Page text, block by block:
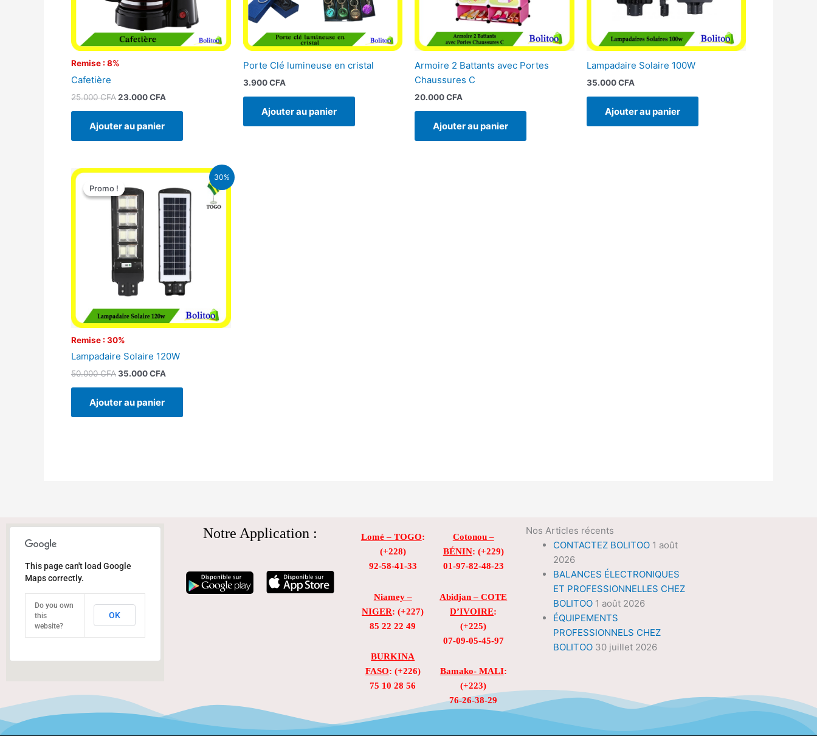
Remise : 8%
Cafetière
25.000CFA23.000CFA
Ajouter au panier
Porte Clé lumineuse en cristal
3.900CFA
Ajouter au panier
Armoire 2 Battants avec Portes
Chaussures C
20.000CFA
Ajouter au panier
Lampadaire Solaire 100W
35.000CFA
Ajouter au panier
30%
Promo !
Remise : 30%
Promo !
Lampadaire Solaire 120W
50.000CFA
Le
initial
était :
50.000 CFA.
35.000CFA
Le
actuel
est :
35.000 CFA.
Ajouter au panier
This page can't load Google
Maps correctly.
Do you own
this
website?
OK
Notre Application : Lomé – TOGO:
(+228)
92-58-41-33
Niamey –
NIGER: (+227)
85 22 22 49
BURKINA
FASO: (+226)
75 10 28 56
Cotonou –
BÉNIN: (+229)
01-97-82-48-23
Abidjan – COTE
D’IVOIRE:
(+225)
07-09-05-45-97
Bamako- MALI:
(+223)
76-26-38-29
Nos Articles récents
CONTACTEZ BOLITOO 1 août
2026
BALANCES ÉLECTRONIQUES
ET PROFESSIONNELLES CHEZ
BOLITOO 1 août 2026
ÉQUIPEMENTS
PROFESSIONNELS CHEZ
BOLITOO 30 juillet 2026